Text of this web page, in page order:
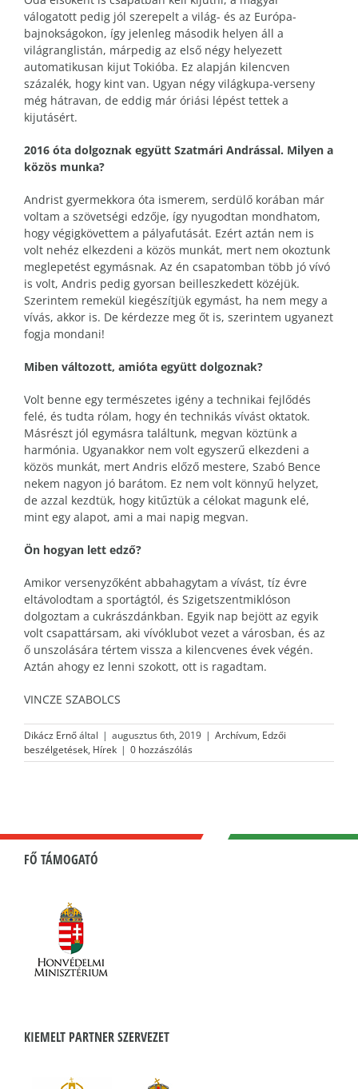
válogatott pedig jól szerepelt a világ- és az Európa-
bajnokságokon, így jelenleg második helyen áll a
világranglistán, márpedig az első négy helyezett
automatikusan kijut Tokióba. Ez alapján kilencven
százalék, hogy kint van. Ugyan négy világkupa-verseny
még hátravan, de eddig már óriási lépést tettek a
kijutásért.
2016 óta dolgoznak együtt Szatmári Andrással. Milyen a
közös munka?
Andrist gyermekkora óta ismerem, serdülő korában már
voltam a szövetségi edzője, így nyugodtan mondhatom,
hogy végigkövettem a pályafutását. Ezért aztán nem is
volt nehéz elkezdeni a közös munkát, mert nem okoztunk
meglepetést egymásnak. Az én csapatomban több jó vívó
is volt, Andris pedig gyorsan beilleszkedett közéjük.
Szerintem remekül kiegészítjük egymást, ha nem megy a
vívás, akkor is. De kérdezze meg őt is, szerintem ugyanezt
fogja mondani!
Miben változott, amióta együtt dolgoznak?
Volt benne egy természetes igény a technikai fejlődés
felé, és tudta rólam, hogy én technikás vívást oktatok.
Másrészt jól egymásra találtunk, megvan köztünk a
harmónia. Ugyanakkor nem volt egyszerű elkezdeni a
közös munkát, mert Andris előző mestere, Szabó Bence
nekem nagyon jó barátom. Ez nem volt könnyű helyzet,
de azzal kezdtük, hogy kitűztük a célokat magunk elé,
mint egy alapot, ami a mai napig megvan.
Ön hogyan lett edző?
Amikor versenyzőként abbahagytam a vívást, tíz évre
eltávolodtam a sportágtól, és Szigetszentmiklóson
dolgoztam a cukrászdánkban. Egyik nap bejött az egyik
volt csapattársam, aki vívóklubot vezet a városban, és az
ő unszolására tértem vissza a kilencvenes évek végén.
Aztán ahogy ez lenni szokott, ott is ragadtam.
VINCZE SZABOLCS
Dikácz Ernőáltal | augusztus 6th, 2019 | Archívum, Edzői
beszélgetések, Hírek | 0 hozzászólás
FŐ TÁMOGATÓ
KIEMELT PARTNER SZERVEZET